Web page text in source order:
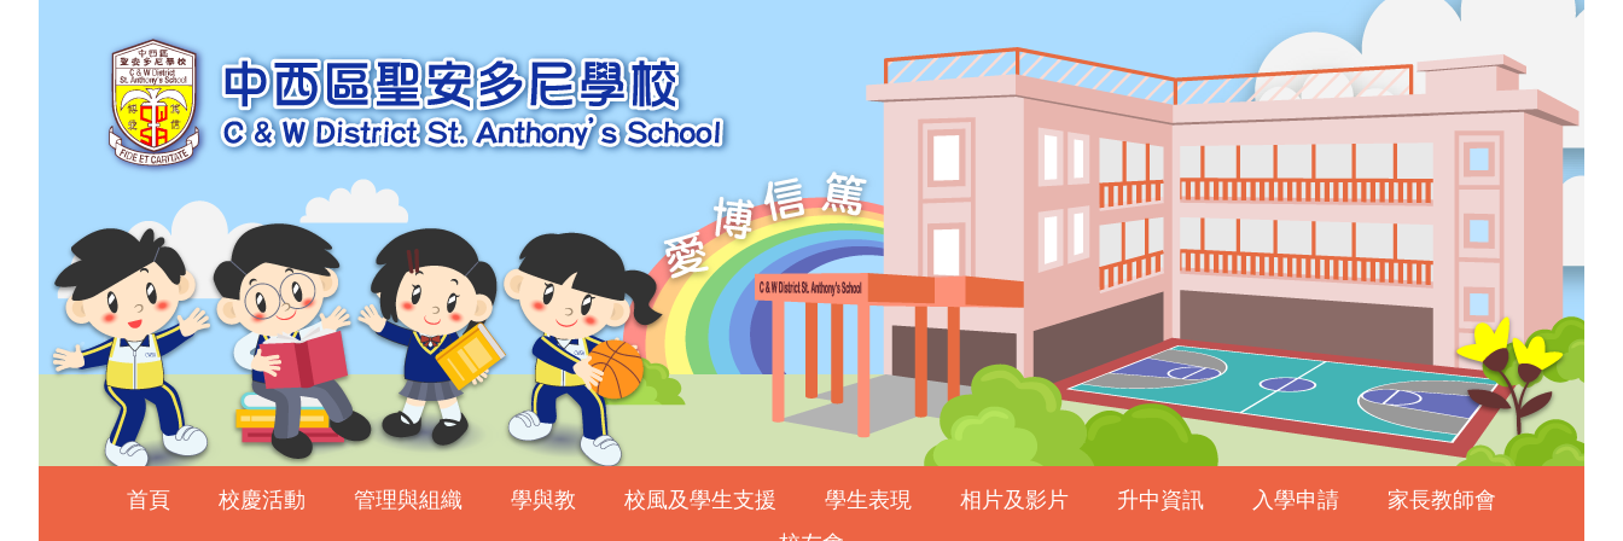
校慶活動
管理與組織
校風及學生支援
學生表現
相片及影片
升中資訊
入學申請
家長教師會首頁 校慶活動 管理與組織 學與教 校風及學生支援 學生表現 相片及影片 升中資訊 入學申請
家長教師會